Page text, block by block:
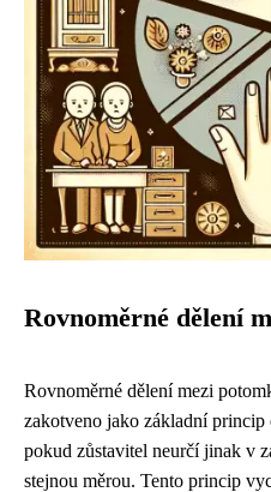
Rovnoměrné dělení
Rovnoměrné dělení mezi
zakotveno jako základní princip
pokud zůstavitel neurčí jinak v
stejnou měrou. Tento princip